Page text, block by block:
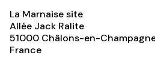
La Marnaise site
Allée Jack Ralite
51000 Châlons-en-
France